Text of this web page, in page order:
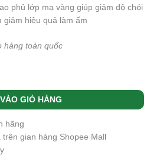
phủ lớp mạ vàng giúp giảm độ chói
giảm hiệu quả làm ấm
hàng toàn quốc
GIỎ HÀNG
hãng
gian hàng Shopee Mall